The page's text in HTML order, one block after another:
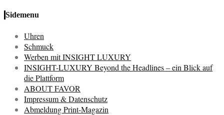
Sidemenu
Uhren
Schmuck
Werben mit INSIGHT LUXURY
INSIGHT-LUXURY Beyond the Headlines – ein Blick auf
die Plattform
ABOUT FAVOR
Impressum & Datenschutz
Abmeldung Print-Magazin